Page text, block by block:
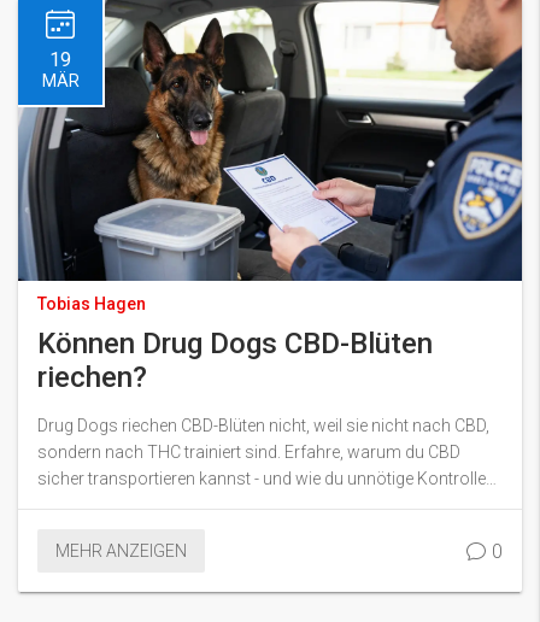
19
MÄR
Tobias Hagen
Können Drug Dogs CBD-Blüten
riechen?
Drug Dogs riechen CBD-Blüten nicht, weil sie nicht nach CBD,
sondern nach THC trainiert sind. Erfahre, warum du CBD
sicher transportieren kannst - und wie du unnötige Kontrollen
vermeidest.
MEHR ANZEIGEN 0